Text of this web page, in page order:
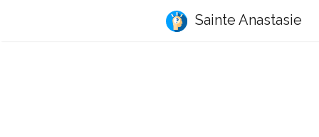
Sainte Anastasie